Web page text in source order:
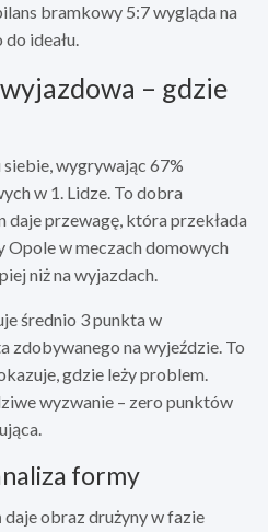
bramkowy 5:7 wygląda na
ideału.
– gdzie
siebie, wygrywając 67%
w 1. Lidze. To dobra
daje przewagę, która przekłada
Opole w meczach domowych
niż na wyjazdach.
średnio 3 punkta w
zdobywanego na wyjeździe. To
gdzie leży problem.
wyzwanie – zero punktów
formy
obraz drużyny w fazie